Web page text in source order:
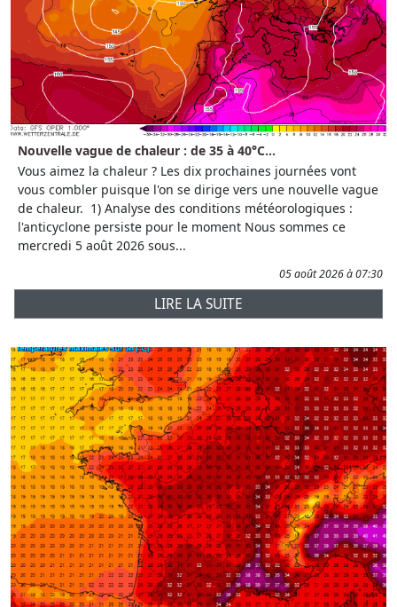
Nouvelle vague de chaleur : de 35 à 40°C...
Vous aimez la chaleur ? Les dix prochaines journées vont
vous combler puisque l'on se dirige vers une nouvelle vague
de chaleur. 1) Analyse des conditions météorologiques :
l'anticyclone persiste pour le moment Nous sommes ce
mercredi 5 août 2026 sous...
05 août 2026 à 07:30
LIRE LA SUITE